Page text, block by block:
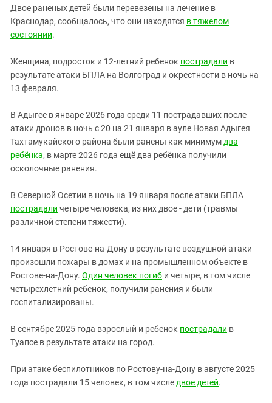
Двое раненых детей были перевезены на лечение в
Краснодар, сообщалось, что они находятся в тяжелом
состоянии.
Женщина, подросток и 12-летний ребенок пострадали в
результате атаки БПЛА на Волгоград и окрестности в ночь на
13 февраля.
В Адыгее в январе 2026 года среди 11 пострадавших после
атаки дронов в ночь с 20 на 21 января в ауле Новая Адыгея
Тахтамукайского района были ранены как минимум два
ребёнка, в марте 2026 года ещё два ребёнка получили
осколочные ранения.
В Северной Осетии в ночь на 19 января после атаки БПЛА
пострадали четыре человека, из них двое - дети (травмы
различной степени тяжести).
14 января в Ростове-на-Дону в результате воздушной атаки
произошли пожары в домах и на промышленном объекте в
Ростове-на-Дону. Один человек погиб и четыре, в том числе
четырехлетний ребенок, получили ранения и были
госпитализированы.
В сентябре 2025 года взрослый и ребенок пострадали в
Туапсе в результате атаки на город.
При атаке беспилотников по Ростову-на-Дону в августе 2025
года пострадали 15 человек, в том числе двое детей.